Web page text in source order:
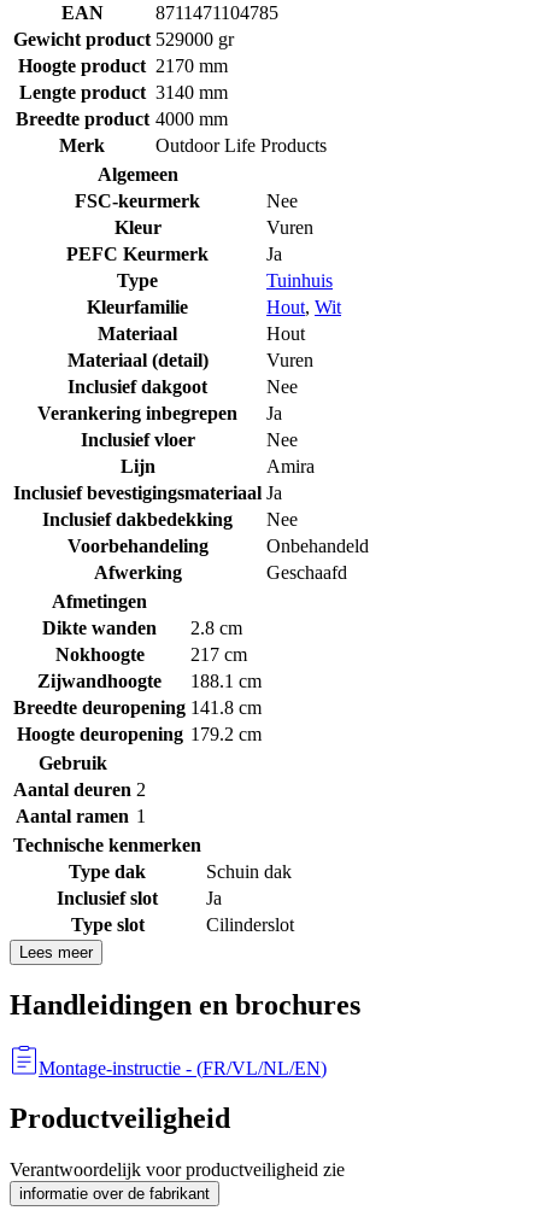
EAN
8711471104785
Gewicht product 529000 gr
Hoogte product 2170 mm
Lengte product 3140 mm
Breedte product 4000 mm
Merk
Outdoor Life Products
Algemeen
FSC-keurmerk
Nee
Kleur
Vuren
PEFC Keurmerk
Ja
Type
Tuinhuis
Kleurfamilie
Hout, Wit
Materiaal
Hout
Materiaal (detail)
Vuren
Inclusief dakgoot
Nee
Verankering inbegrepen
Ja
Inclusief vloer
Nee
Lijn
Amira
Inclusief bevestigingsmateriaal Ja
Inclusief dakbedekking
Nee
Voorbehandeling
Onbehandeld
Afwerking
Geschaafd
Afmetingen
Dikte wanden
2.8 cm
Nokhoogte
217 cm
Zijwandhoogte
188.1 cm
Breedte deuropening 141.8 cm
Hoogte deuropening 179.2 cm
Gebruik
Aantal deuren 2
Aantal ramen 1
Technische kenmerken
Type dak
Schuin dak
Inclusief slot
Ja
Type slot
Cilinderslot
Lees meer
Handleidingen en brochures
Montage-instructie - (FR/VL/NL/EN)
Productveiligheid
Verantwoordelijk voor productveiligheid zie
informatie over de fabrikant